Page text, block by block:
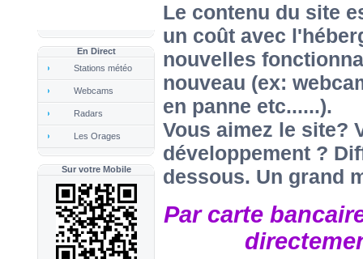
En Direct
Stations météo
Webcams
Radars
Les Orages
Sur votre Mobile
Le contenu du site
un coût avec
nouvelles
nouveau (ex:
en panne etc......).
Vous aimez le site?
développement ?
dessous. Un grand
Par carte